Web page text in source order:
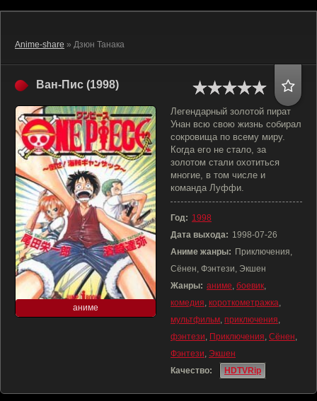
Anime-share » Дзюн Танака
Ван-Пис (1998)
аниме
Легендарный золотой пират
Унан всю свою жизнь собирал
сокровища по всему миру.
Когда его не стало, за
золотом стали охотиться
многие, в том числе и
команда Луффи.
Год: 1998
Дата выхода: 1998-07-26
Аниме жанры: Приключения,
Сёнен, Фэнтези, Экшен
Жанры: аниме, боевик,
комедия, короткометражка,
мультфильм, приключения,
фэнтези, Приключения, Сёнен,
Фэнтези, Экшен
Качество:
HDTVRip